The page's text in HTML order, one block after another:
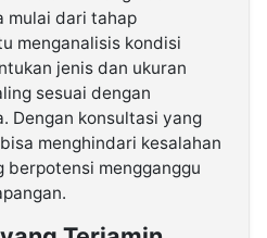
mulai dari tahap
menganalisis kondisi
jenis dan ukuran
sesuai dengan
Dengan konsultasi yang
menghindari kesalahan
berpotensi mengganggu